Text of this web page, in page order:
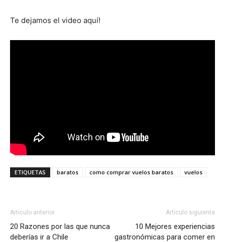
Te dejamos el video aquí!
ETIQUETAS baratos como comprar vuelos baratos vuelos
Artículo anterior
20 Razones por las que nunca
deberías ir a Chile
Artículo siguiente
10 Mejores experiencias
gastronómicas para comer en